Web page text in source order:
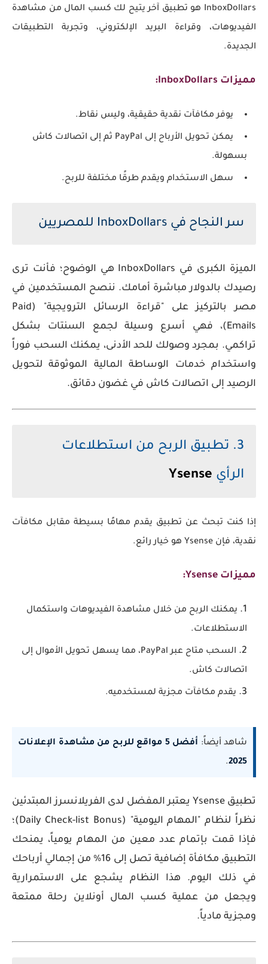
InboxDollars هو تطبيق آخر يتيح لك كسب المال من مشاهدة
الفيديوهات، وقراءة البريد الإلكتروني، وتجربة التطبيقات
الجديدة.
مميزات InboxDollars:
يوفر مكافآت نقدية حقيقية، وليس نقاط.
يمكن تحويل الأرباح إلى PayPal ثم إلى اتصالات كاش
بسهولة.
سهل الاستخدام ويقدم طرقًا مختلفة للربح.
سر النجاح في InboxDollars للمصريين
الميزة الكبرى فيInboxDollarsهي الوضوح؛ فأنت ترى
رصيدك بالدولار مباشرة أمامك. ننصح المستخدمين في
مصر بالتركيز على "قراءة الرسائل الترويجية" (Paid
Emails)، فهي أسرع وسيلة لجمع السنتات بشكل
تراكمي. بمجرد وصولك للحد الأدنى، يمكنك السحب فوراً
واستخدام خدمات الوساطة المالية الموثوقة لتحويل
الرصيد إلىاتصالات كاشفي غضون دقائق.
3. تطبيق الربح من استطلاعات
الرأيYsense
إذا كنت تبحث عن تطبيق يقدم مهامًا بسيطة مقابل مكافآت
نقدية، فإن Ysense هو خيار رائع.
مميزات Ysense:
يمكنك الربح من خلال مشاهدة الفيديوهات واستكمال
الاستطلاعات.
السحب متاح عبر PayPal، مما يسهل تحويل الأموال إلى
اتصالات كاش.
يقدم مكافآت مجزية لمستخدميه.
شاهد أيضاً:
أفضل 5 مواقع للربح من مشاهدة الإعلانات
2025
.
تطبيقYsenseيعتبر المفضل لدى الفريلانسرز المبتدئين
نظراً لنظام "المهام اليومية" (Daily Check-list Bonus)؛
فإذا قمت بإتمام عدد معين من المهام يومياً، يمنحك
التطبيق مكافأة إضافية تصل إلى 16% من إجمالي أرباحك
في ذلك اليوم. هذا النظام يشجع على الاستمرارية
ويجعل من عمليةكسب المال أونلاينرحلة ممتعة
ومجزية مادياً.